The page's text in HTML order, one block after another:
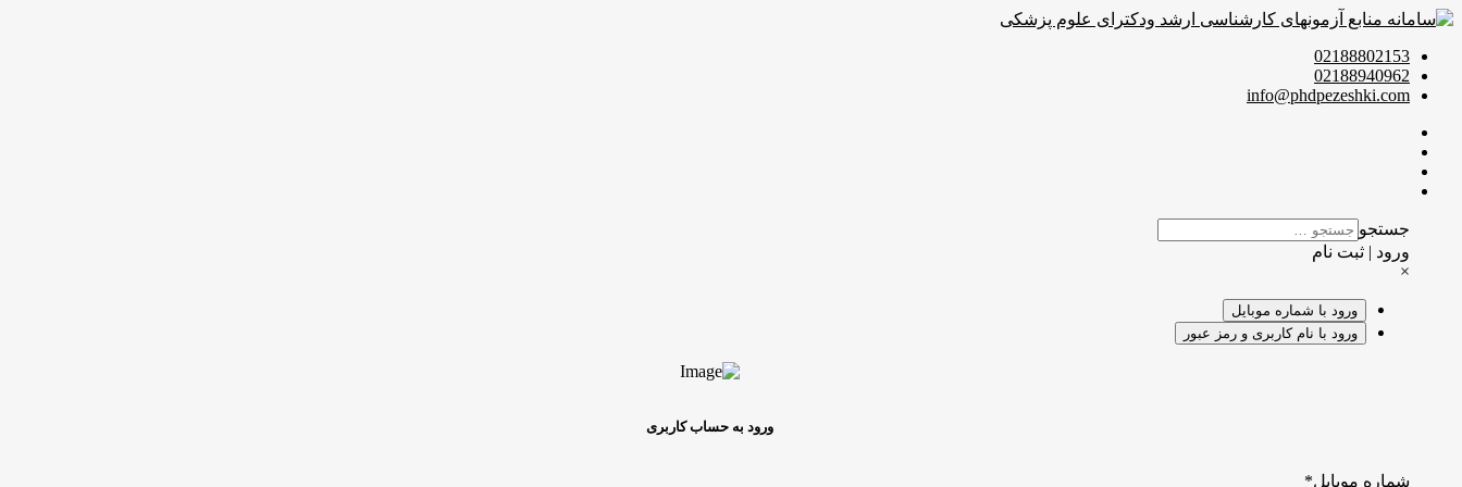
02188802153
02188940962
info@phdpezeshki.com
جستجو
ورود | ثبت نام
×
ورود با شماره موبایل
ورود با نام کاربری و رمز عبور
ورود به حساب کاربری
شماره موبایل*